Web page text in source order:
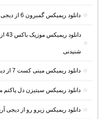
دانلود ریمیکس گمبرون 6 از دیجی 4A (ریمیکس طولانی شاد بندری جنوبی)
شنیدنی
دانلود ریمیکس مینی کست 7 از دیجی مهراس
دانلود ریمیکس سیتیزن دل پاکتم
دانلود ریمیکس زیرو رو از دیجی